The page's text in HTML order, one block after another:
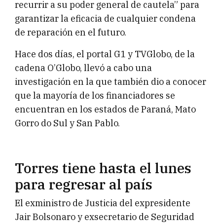
recurrir a su poder general de cautela” para
garantizar la eficacia de cualquier condena
de reparación en el futuro.
Hace dos días, el portal G1 y TVGlobo, de la
cadena O’Globo, llevó a cabo una
investigación en la que también dio a conocer
que la mayoría de los financiadores se
encuentran en los estados de Paraná, Mato
Gorro do Sul y San Pablo.
Torres tiene hasta el lunes
para regresar al país
El exministro de Justicia del expresidente
Jair Bolsonaro y exsecretario de Seguridad